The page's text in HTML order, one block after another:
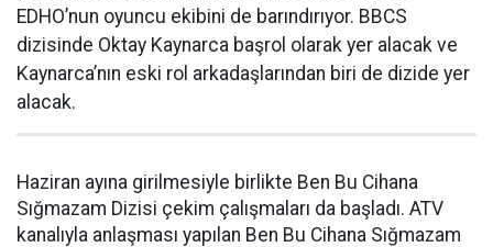
EDHO’nun oyuncu ekibini de barındırıyor. BBCS
dizisinde Oktay Kaynarca başrol olarak yer alacak ve
Kaynarca’nın eski rol arkadaşlarından biri de dizide yer
alacak.
Haziran ayına girilmesiyle birlikte Ben Bu Cihana
Sığmazam Dizisi çekim çalışmaları da başladı. ATV
kanalıyla anlaşması yapılan Ben Bu Cihana Sığmazam